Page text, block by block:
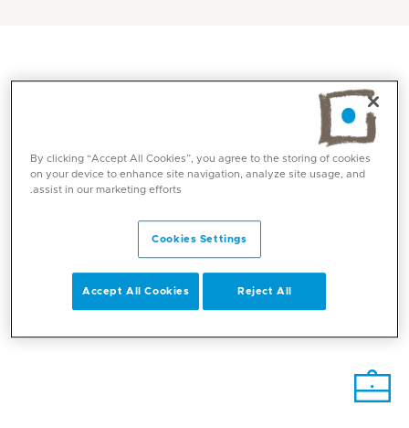
المهارات الأساسية
By clicking “Accept All Cookies”, you agree to the storing of cookies
on your device to enhance site navigation, analyze site usage, and
assist in our marketing efforts.
Cookies Settings
Reject All
Accept All Cookies